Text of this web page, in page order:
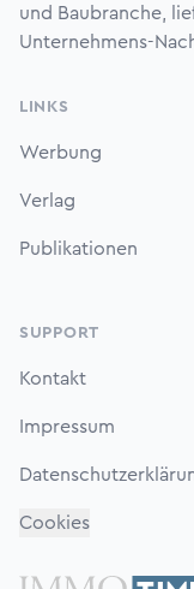
und Baubranche,
Unternehmens-
LINKS
Werbung
Verlag
Publikationen
SUPPORT
Kontakt
Impressum
Cookies